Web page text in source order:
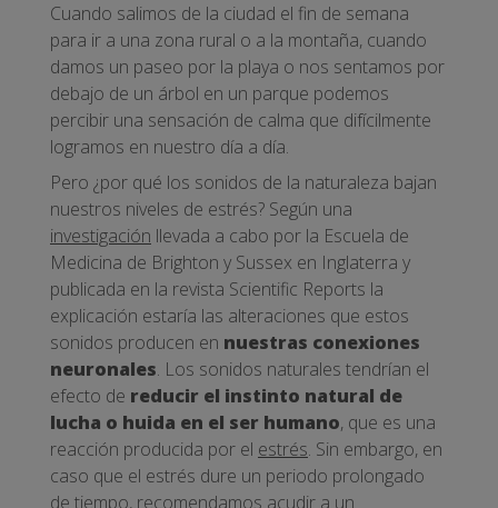
Cuando salimos de la ciudad el fin de semana
para ir a una zona rural o a la montaña, cuando
damos un paseo por la playa o nos sentamos por
debajo de un árbol en un parque podemos
percibir una sensación de calma que difícilmente
logramos en nuestro día a día.
Pero ¿por qué los sonidos de la naturaleza bajan
nuestros niveles de estrés? Según una
investigación llevada a cabo por la Escuela de
Medicina de Brighton y Sussex en Inglaterra y
publicada en la revista Scientific Reports la
explicación estaría las alteraciones que estos
sonidos producen en nuestras conexiones
neuronales. Los sonidos naturales tendrían el
efecto de reducir el instinto natural de
lucha o huida en el ser humano, que es una
reacción producida por el estrés. Sin embargo, en
caso que el estrés dure un periodo prolongado
de tiempo, recomendamos acudir a un